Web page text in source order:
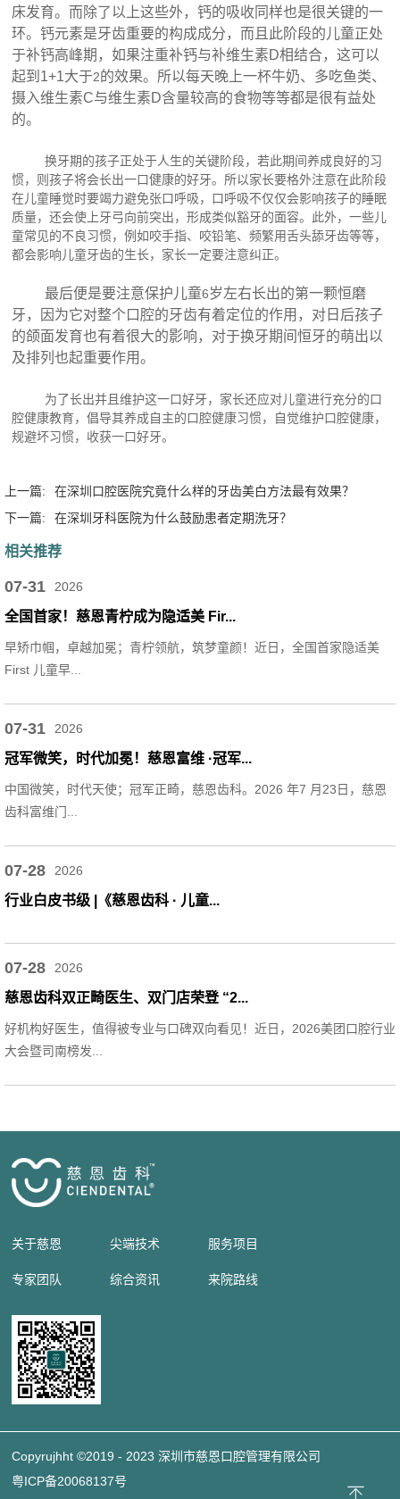
床发育。而除了以上这些外，钙的吸收同样也是很关键的一
环。钙元素是牙齿重要的构成成分，而且此阶段的儿童正处
于补钙高峰期，如果注重补钙与补维生素D相结合，这可以
起到1+1大于2的效果。所以每天晚上一杯牛奶、多吃鱼类、
摄入维生素C与维生素D含量较高的食物等等都是很有益处
的。
换牙期的孩子正处于人生的关键阶段，若此期间养成良好的习
惯，则孩子将会长出一口健康的好牙。所以家长要格外注意在此阶段
在儿童睡觉时要竭力避免张口呼吸，口呼吸不仅仅会影响孩子的睡眠
质量，还会使上牙弓向前突出，形成类似豁牙的面容。此外，一些儿
童常见的不良习惯，例如咬手指、咬铅笔、频繁用舌头舔牙齿等等，
都会影响儿童牙齿的生长，家长一定要注意纠正。
最后便是要注意保护儿童6岁左右长出的第一颗恒磨
牙，因为它对整个口腔的牙齿有着定位的作用，对日后孩子
的颌面发育也有着很大的影响，对于换牙期间恒牙的萌出以
及排列也起重要作用。
为了长出并且维护这一口好牙，家长还应对儿童进行充分的口
腔健康教育，倡导其养成自主的口腔健康习惯，自觉维护口腔健康，
规避坏习惯，收获一口好牙。
上一篇:
在深圳口腔医院究竟什么样的牙齿美白方法最有效果？
下一篇:
在深圳牙科医院为什么鼓励患者定期洗牙？
相关推荐
07-31 2026
全国首家！慈恩青柠成为隐适美 Fir...
早矫巾帼，卓越加冕；青柠领航，筑梦童颜！近日，全国首家隐适美
First 儿童早...
07-31 2026
冠军微笑，时代加冕！慈恩富维 ·冠军...
中国微笑，时代天使；冠军正畸，慈恩齿科。2026 年7 月23日，慈恩
齿科富维门...
07-28 2026
行业白皮书级 |《慈恩齿科 · 儿童...
07-28 2026
慈恩齿科双正畸医生、双门店荣登 “2...
好机构好医生，值得被专业与口碑双向看见！近日，2026美团口腔行业
大会暨司南榜发...
关于慈恩 尖端技术 服务项目
专家团队 综合资讯 来院路线
Copyrujhht ©2019 - 2023 深圳市慈恩口腔管理有限公司
粤ICP备20068137号